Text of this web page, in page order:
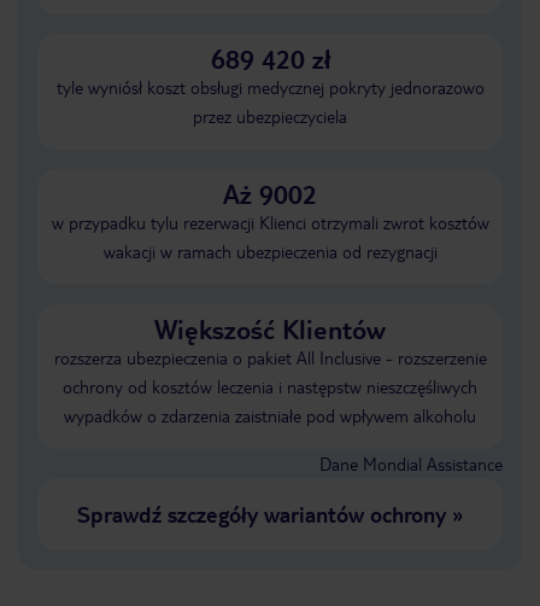
689 420 zł
tyle wyniósł koszt obsługi medycznej pokryty jednorazowo
przez ubezpieczyciela
Aż 9002
w przypadku tylu rezerwacji Klienci otrzymali zwrot kosztów
wakacji w ramach ubezpieczenia od rezygnacji
Większość Klientów
rozszerza ubezpieczenia o pakiet All Inclusive - rozszerzenie
ochrony od kosztów leczenia i następstw nieszczęśliwych
wypadków o zdarzenia zaistniałe pod wpływem alkoholu
Dane Mondial Assistance
Sprawdź szczegóły wariantów ochrony»